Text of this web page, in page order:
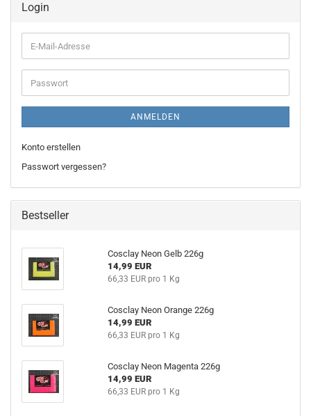
Login
E-
Mail-
Adresse
Passwort
ANMELDEN
Konto erstellen
Passwort vergessen?
Bestseller
Cosclay Neon Gelb 226g
14,99 EUR
66,33 EUR pro 1 Kg
Cosclay Neon Orange 226g
14,99 EUR
66,33 EUR pro 1 Kg
Cosclay Neon Magenta 226g
14,99 EUR
66,33 EUR pro 1 Kg